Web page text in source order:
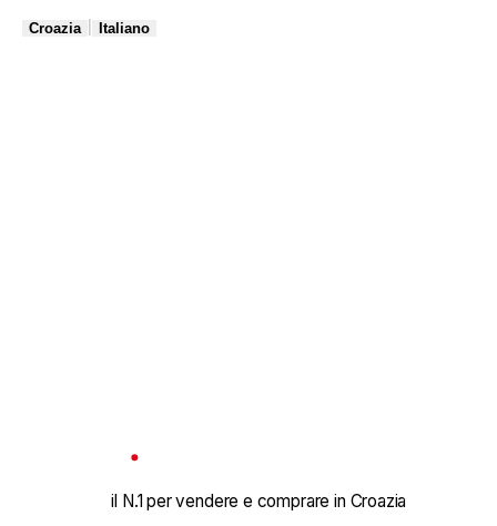
Croazia Italiano
il N.1 per vendere e comprare in Croazia